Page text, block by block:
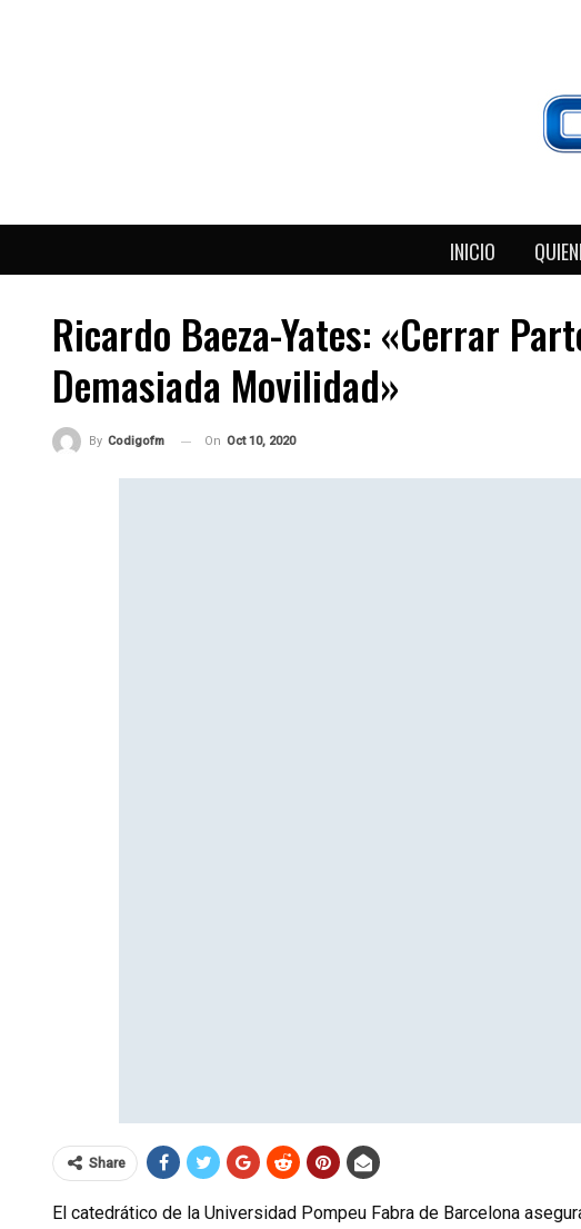
INICIO
Ricardo Baeza-Yates: «Cerrar
Demasiada Movilidad»
By Codigofm On Oct 10, 2020
Share
El catedrático de la Universidad Pompeu Fabra de Barcelona